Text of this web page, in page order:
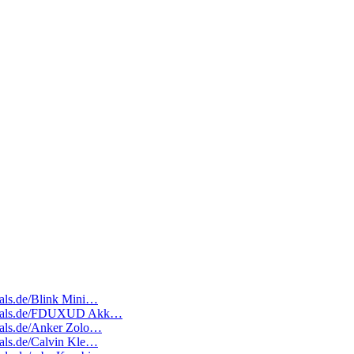
Blink Mini…
FDUXUD Akk…
Anker Zolo…
Calvin Kle…